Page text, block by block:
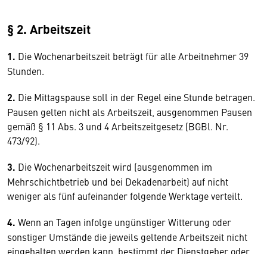
§ 2. Arbeitszeit
1. Die Wochenarbeitszeit beträgt für alle Arbeitnehmer 39
Stunden.
2. Die Mittagspause soll in der Regel eine Stunde betragen.
Pausen gelten nicht als Arbeitszeit, ausgenommen Pausen
gemäß § 11 Abs. 3 und 4 Arbeitszeitgesetz (BGBl. Nr.
473/92).
3. Die Wochenarbeitszeit wird (ausgenommen im
Mehrschichtbetrieb und bei Dekadenarbeit) auf nicht
weniger als fünf aufeinander folgende Werktage verteilt.
4. Wenn an Tagen infolge ungünstiger Witterung oder
sonstiger Umstände die jeweils geltende Arbeitszeit nicht
eingehalten werden kann, bestimmt der Dienstgeber oder